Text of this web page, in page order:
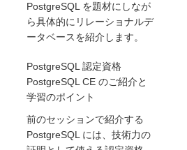
PostgreSQL を題材にしなが
ら具体的にリレーショナルデ
ータベースを紹介します。
PostgreSQL 認定資格
PostgreSQL CE のご紹介と
学習のポイント
前のセッションで紹介する
PostgreSQL には、技術力の